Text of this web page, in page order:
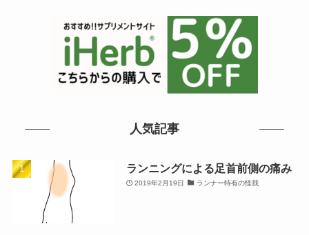
人気記事
ランニングによる足首前側の痛み
2019年2月19日 ランナー特有の怪我